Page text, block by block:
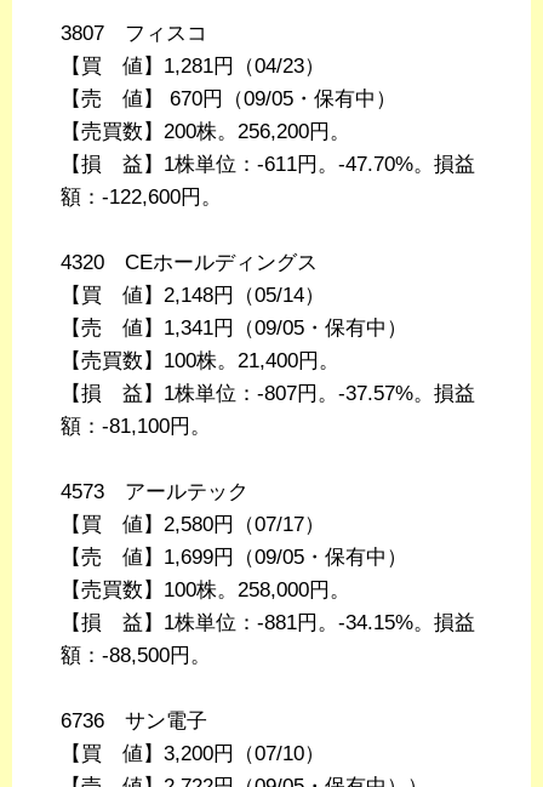
3807 フィスコ
【買 値】1,281円（04/23）
【売 値】 670円（09/05・保有中）
【売買数】200株。256,200円。
【損 益】1株単位：-611円。-47.70%。損益
額：-122,600円。
4320 CEホールディングス
【買 値】2,148円（05/14）
【売 値】1,341円（09/05・保有中）
【売買数】100株。21,400円。
【損 益】1株単位：-807円。-37.57%。損益
額：-81,100円。
4573 アールテック
【買 値】2,580円（07/17）
【売 値】1,699円（09/05・保有中）
【売買数】100株。258,000円。
【損 益】1株単位：-881円。-34.15%。損益
額：-88,500円。
6736 サン電子
【買 値】3,200円（07/10）